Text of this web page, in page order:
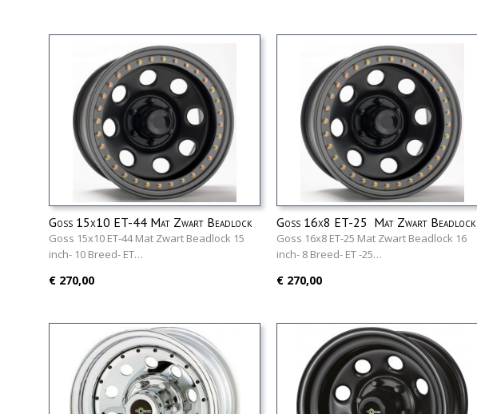
Goss 15x10 ET-44 Mat Zwart Beadlock
Goss 15x10 ET-44 Mat Zwart Beadlock 15
inch- 10 Breed- ET…
€ 270,00
Goss 16x8 ET-25 Mat Zwart Beadlock
Goss 16x8 ET-25 Mat Zwart Beadlock 16
inch- 8 Breed- ET -25…
€ 270,00